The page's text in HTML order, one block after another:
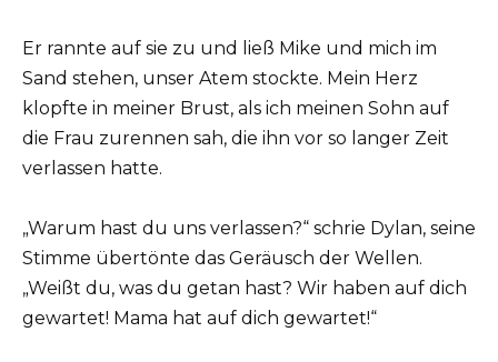
Er rannte auf sie zu und ließ Mike und mich im
Sand stehen, unser Atem stockte. Mein Herz
klopfte in meiner Brust, als ich meinen Sohn auf
die Frau zurennen sah, die ihn vor so langer Zeit
verlassen hatte.
„Warum hast du uns verlassen?“ schrie Dylan, seine
Stimme übertönte das Geräusch der Wellen.
„Weißt du, was du getan hast? Wir haben auf dich
gewartet! Mama hat auf dich gewartet!“